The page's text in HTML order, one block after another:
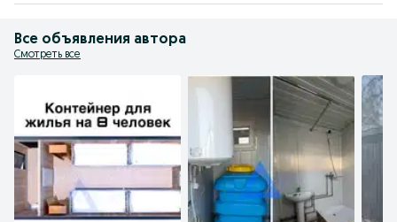
Если кому нужно выписываем с НДС и без НДС.
Также сдаем в аренду:
- жилые контейнеры в аренду
Осуществляем доставку по Алматы и Казахстану.
Все объявления автора
Смотреть все